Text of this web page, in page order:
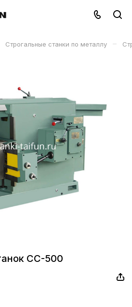
Строгальные станки по металлу –
СС-500